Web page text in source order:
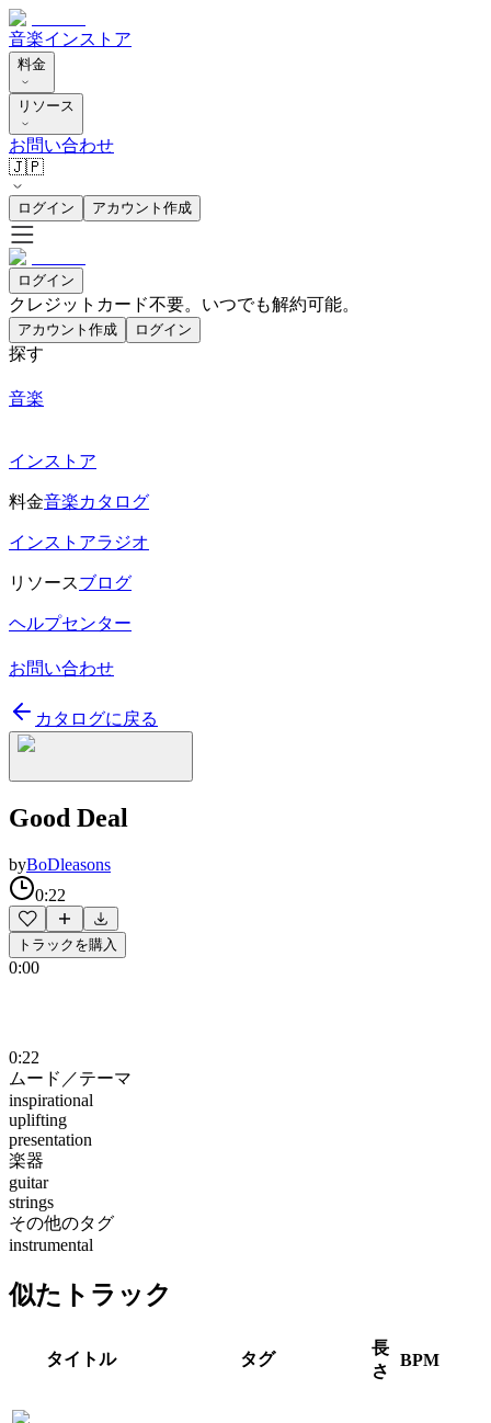
音楽インストア
料金
リソース
お問い合わせ
🇯🇵
ログイン アカウント作成
ログイン
クレジットカード不要。いつでも解約可能。
アカウント作成 ログイン
探す
音楽
インストア
料金音楽カタログ
インストアラジオ
リソースブログ
ヘルプセンター
お問い合わせ
カタログに戻る
Good Deal
byBoDleasons
0:22
トラックを購入
0:00
0:22
ムード／テーマ
inspirational
uplifting
presentation
楽器
guitar
strings
その他のタグ
instrumental
似たトラック
タイトル タグ
長
さ
BPM